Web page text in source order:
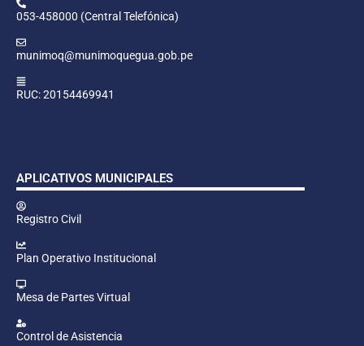
053-458000 (Central Telefónica)
munimoq@munimoquegua.gob.pe
RUC: 20154469941
APLICATIVOS MUNICIPALES
Registro Civil
Plan Operativo Institucional
Mesa de Partes Virtual
Control de Asistencia